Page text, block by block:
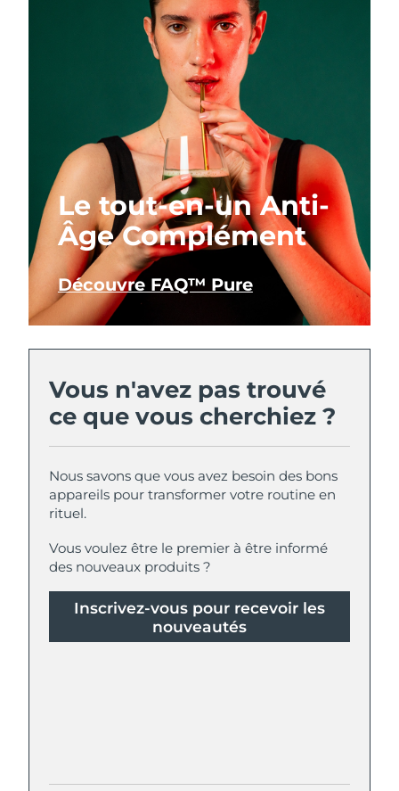
Le tout-en-un Anti-
Âge Complément
Découvre FAQ™ Pure
Vous n'avez pas trouvé
ce que vous cherchiez ?
Nous savons que vous avez besoin des bons
appareils pour transformer votre routine en
rituel.
Vous voulez être le premier à être informé
des nouveaux produits ?
Inscrivez-vous pour recevoir les
nouveautés